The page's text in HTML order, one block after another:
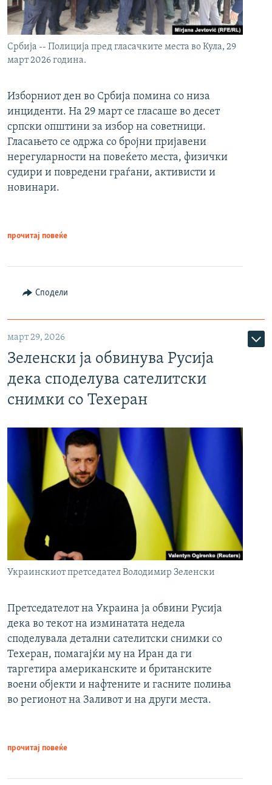
Србија -- Полиција пред гласачките места во Кула, 29
март 2026 година.
Изборниот ден во Србија помина со низа
инциденти. На 29 март се гласаше во десет
српски општини за избор на советници.
Гласањето се одржа со бројни пријавени
нерегуларности на повеќето места, физички
судири и повредени граѓани, активисти и
новинари.
прочитај повеќе
Сподели
март 29, 2026
Зеленски ја обвинува Русија
дека споделува сателитски
снимки со Техеран
Украинскиот претседател Володимир Зеленски
Претседателот на Украина ја обвини Русија
дека во текот на изминатата недела
споделувала детални сателитски снимки со
Техеран, помагајќи му на Иран да ги
таргетира американските и британските
воени објекти и нафтените и гасните полиња
во регионот на Заливот и на други места.
прочитај повеќе